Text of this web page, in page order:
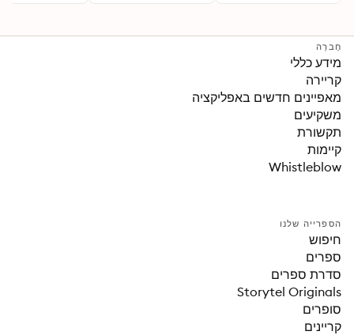
חֶברָה
מידע כללי
קריירה
מאפיינים חדשים באפליקציה
משקיעים
תקשורת
קיימות
Whistleblow
הספרייה שלנו
חיפוש
ספרים
סדרת ספרים
Storytel Originals
סופרים
קריינים